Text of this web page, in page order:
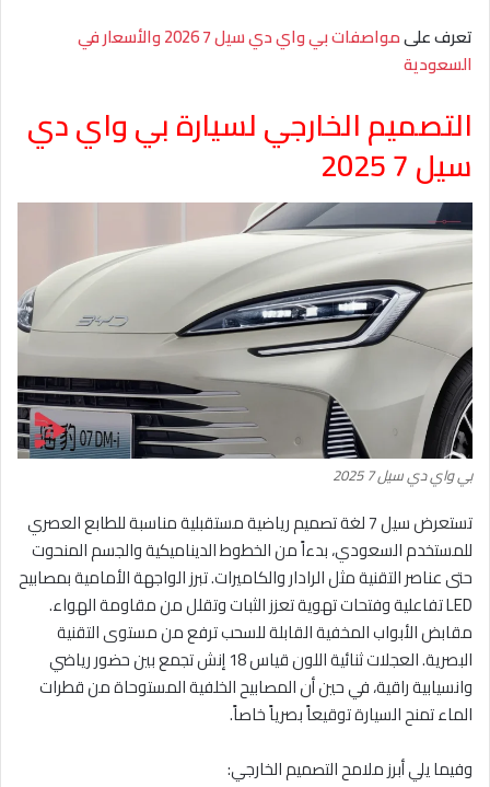
تعرف على
مواصفات بي واي دي سيل 7 2026 والأسعار في
السعودية
التصميم الخارجي لسيارة بي واي دي
سيل 7 2025
بي واي دي سيل 7 2025
تستعرض سيل 7 لغة تصميم رياضية مستقبلية مناسبة للطابع العصري
للمستخدم السعودي، بدءاً من الخطوط الديناميكية والجسم المنحوت
حتى عناصر التقنية مثل الرادار والكاميرات. تبرز الواجهة الأمامية بمصابيح
LED تفاعلية وفتحات تهوية تعزز الثبات وتقلل من مقاومة الهواء.
مقابض الأبواب المخفية القابلة للسحب ترفع من مستوى التقنية
البصرية. العجلات ثنائية اللون قياس 18 إنش تجمع بين حضور رياضي
وانسيابية راقية، في حين أن المصابيح الخلفية المستوحاة من قطرات
الماء تمنح السيارة توقيعاً بصرياً خاصاً.
وفيما يلي أبرز ملامح التصميم الخارجي: